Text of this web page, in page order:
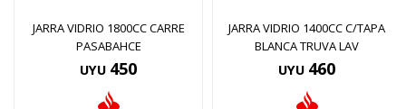
JARRA VIDRIO 1800CC CARRE
PASABAHCE
UYU 450
JARRA VIDRIO 1400CC C/TAPA
BLANCA TRUVA LAV
UYU 460